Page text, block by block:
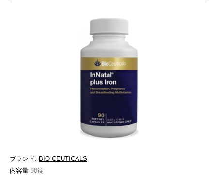
ブランド: BIO CEUTICALS
内容量 90錠